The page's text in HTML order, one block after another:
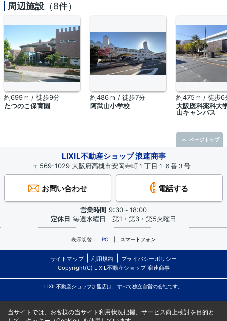
周辺施設 （8件）
約699ｍ / 徒歩9分
たつのこ保育園
約486ｍ / 徒歩7分
阿武山小学校
約475ｍ / 徒歩6
大阪医科薬科
山キャンパス
LIXIL不動産ショップ 浪速商事
〒569-1029 大阪府高槻市安岡寺町１丁目１６番３号
お問い合わせ 電話する
営業時間 9:30～18:00
定休日 毎週水曜日 第1・第3・第5火曜日
表示切替： PC スマートフォン
サイトマップ 利用規約
プライバシーポリシー
Copyright(C) LIXIL不動産ショップ 浪速商事
LIXIL不動産ショップ加盟店は、すべて独立自営の会社です。
ページトップ
当サイトでは、お客様の当サイト利用状況把握、サービス向上検討を目的と